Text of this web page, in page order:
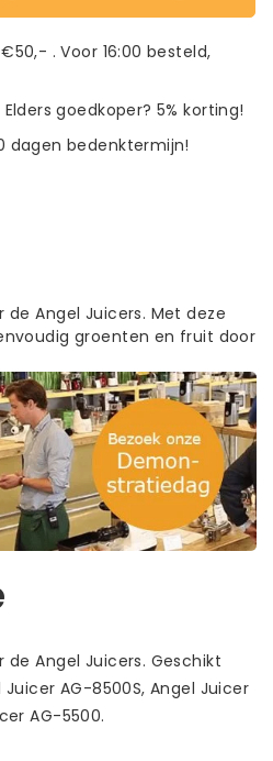
. Voor 16:00 besteld,
goedkoper? 5% korting!
dagen bedenktermijn!
Angel Juicers. Met deze
groenten en fruit door
Angel Juicers. Geschikt
AG-8500S, Angel Juicer
AG-5500.